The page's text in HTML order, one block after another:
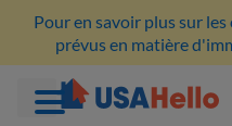
Pour en savoir plus sur
prévus en matière